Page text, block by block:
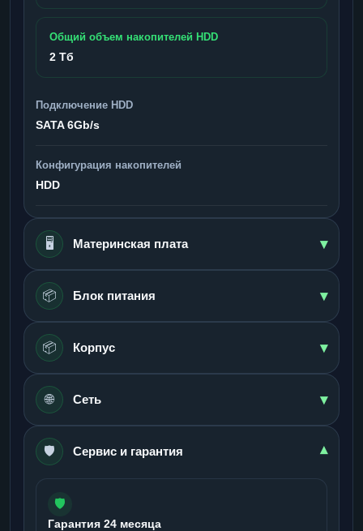
Общий объем накопителей HDD
2 Тб
Подключение HDD
SATA 6Gb/s
Конфигурация накопителей
HDD
🖥️ Материнская плата ▾
📦 Блок питания ▾
📦 Корпус ▾
🌐 Сеть ▾
🛡️ Сервис и гарантия ▾
🛡️
Гарантия 24 месяца